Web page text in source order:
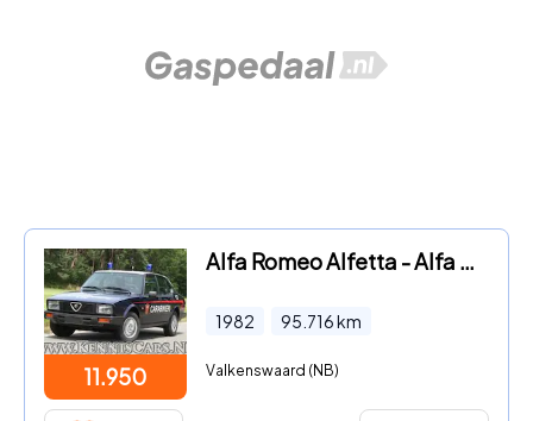
11.950
Alfa Romeo Alfetta - Alfa Romeo 1982 Alfetta Berline
1982 95.716km
Valkenswaard (NB)